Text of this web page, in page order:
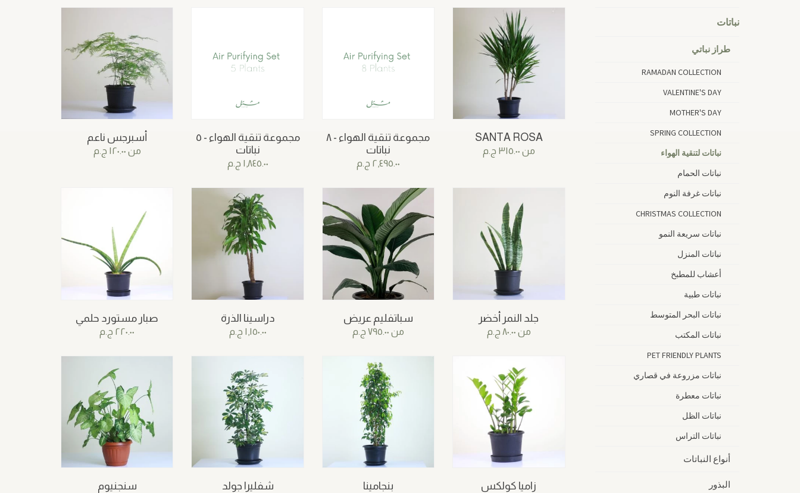
SANTA ROSA
من ٣١٥.٠٠ ج.م
مجموعة تنقية الهواء - ٨
نباتات
٢,٤٩٥.٠٠ ج.م
مجموعة تنقية الهواء - ٥
نباتات
١,٨٤٥.٠٠ ج.م
أسبرجس ناعم
من ١٢٠.٠٠ ج.م
جلد النمر أخضر
من ٨٠.٠٠ ج.م
سباتفليم عريض
من ٧٩٥.٠٠ ج.م
دراسينا الذرة
١,١٥٠.٠٠ ج.م
صبار مستورد حلمي
٢٢٠.٠٠ ج.م
زاميا كولكس بنجامينا شفليرا جولد سنجنيوم
نباتات
طراز نباتي
RAMADAN COLLECTION
VALENTINE'S DAY
MOTHER'S DAY
SPRING COLLECTION
نباتات لتنقية الهواء
نباتات الحمام
نباتات غرفة النوم
CHRISTMAS COLLECTION
نباتات سريعة النمو
نباتات المنزل
أعشاب للمطبخ
نباتات طبية
نباتات البحر المتوسط
نباتات المكتب
PET FRIENDLY PLANTS
نباتات مزروعة في قصاري
نباتات معطرة
نباتات الظل
نباتات التراس
أنواع النباتات
البذور